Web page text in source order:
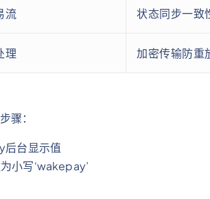
流 状态同步一致
理 加密传输防重
骤：
台显示值
写‘wakepay’